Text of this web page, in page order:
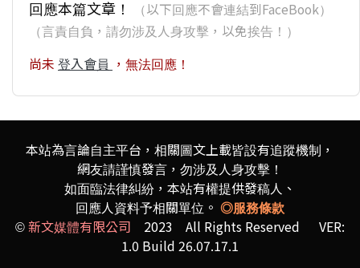
回應本篇文章！
（以下回應不會連結到FaceBook）
（言責自負，請勿涉及人身攻擊，以免挨告！）
尚未 登入會員 ，無法回應！
本站為言論自主平台，相關圖文上載皆設有追蹤機制，
網友請謹慎發言，勿涉及人身攻擊！
如面臨法律糾紛，本站有權提供發稿人、
回應人資料予相關單位。 ◎服務條款
©新文媒體有限公司 2023 All Rights Reserved VER:
1.0 Build 26.07.17.1